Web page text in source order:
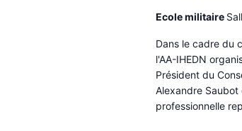
Ecole militaire
Dans le cadre du
l'AA-IHEDN
Président du
Alexandre Saubot
professionnelle